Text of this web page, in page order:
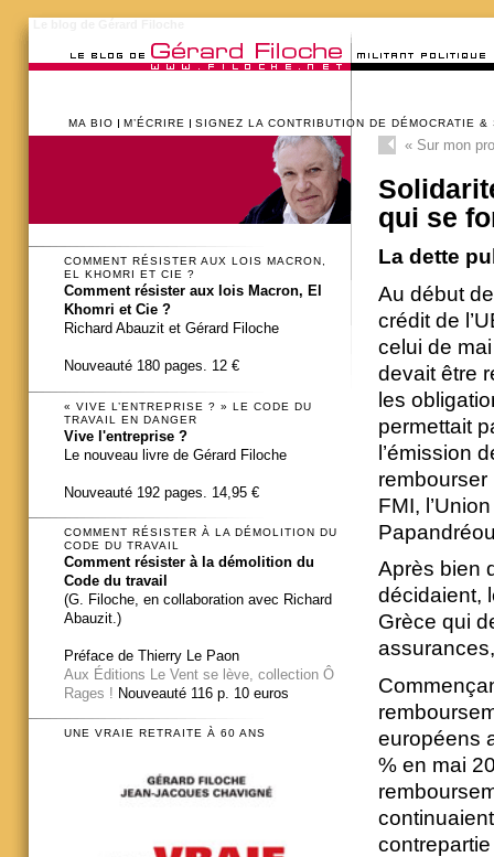
MA BIO M’ÉCRIRE SIGNEZ LA CONTRIBUTION DE DÉMOCRATIE &
«Sur mon
qui se
La dette
Au début
crédit de
celui de
devait être
les
permettait
l’émission
FMI,
Après bien
décidaient,
Grèce qui
européens
% en mai
COMMENT RÉSISTER AUX LOIS MACRON,
EL KHOMRI ET CIE ?
Comment résister aux lois Macron, El
Khomri et Cie ?
Richard Abauzit et Gérard Filoche
Nouveauté 180 pages. 12 €
« VIVE L’ENTREPRISE ? » LE CODE DU
TRAVAIL EN DANGER
Vive l'entreprise ?
Le nouveau livre de Gérard Filoche
Nouveauté 192 pages. 14,95 €
COMMENT RÉSISTER À LA DÉMOLITION DU
CODE DU TRAVAIL
Comment résister à la démolition du
Code du travail
(G. Filoche, en collaboration avec Richard
Abauzit.)
Préface de Thierry Le Paon
Aux Éditions Le Vent se lève, collection Ô
Rages ! Nouveauté 116 p. 10 euros
UNE VRAIE RETRAITE À 60 ANS